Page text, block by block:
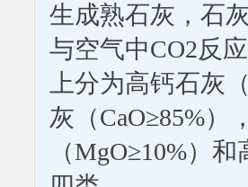
生成熟石灰，石
与空气中CO2反
上分为高钙石灰
灰（CaO≥85%）
（MgO≥10%）和